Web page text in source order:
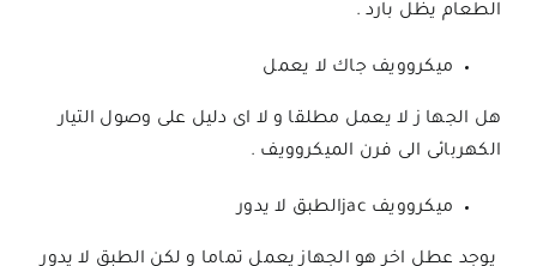
الطعام يظل بارد .
ميكروويف جاك لا يعمل
هل الجها ز لا يعمل مطلقا و لا اى دليل على وصول التيار
الكهربائى الى فرن الميكروويف .
ميكروويف jacالطبق لا يدور
يوجد عطل اخر هو الجهاز يعمل تماما و لكن الطبق لا يدور